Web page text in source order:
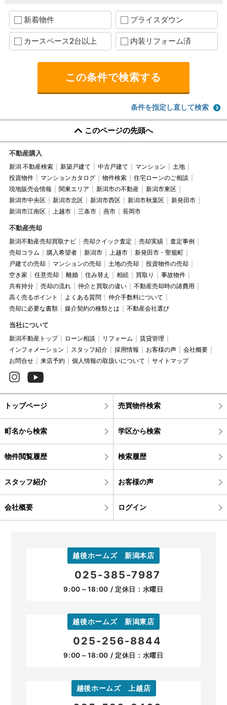
新着物件 プライスダウン
カースペース2台以上 内装リフォーム済
条件を指定し直して検索
このページの先頭へ
不動産購入
新潟 不動産検索 新築戸建て 中古戸建て マンション
土地
投資物件
マンションカタログ 物件検索
住宅ローンのご相談
現地販売会情報
関東エリア 新潟市の不動産
新潟市東区
新潟市中央区
新潟市北区 新潟市西区 新潟市秋葉区
新発田市
新潟市江南区
上越市 三条市 燕市 長岡市
不動産売却
新潟不動産売却買取ナビ 売却クイック査定 売却実績
査定事例
売却コラム
購入希望者 新潟市 上越市
新発田市・聖籠町
戸建ての売却
マンションの売却 土地の売却
投資物件の売却
空き家
任意売却 離婚 住み替え 相続 買取り
事故物件
共有持分
売却の流れ 仲介と買取の違い
不動産売却時の諸費用
高く売るポイント
よくある質問
仲介手数料について
売却に必要な書類
媒介契約の種類とは 不動産会社選び
当社について
新潟不動産トップ ローン相談 リフォーム
賃貸管理
インフォメーション
スタッフ紹介 採用情報 お客様の声
会社概要
お問合せ
来店予約 個人情報の取扱いについて サイトマップ
トップページ 売買物件検索
町名から検索 学区から検索
物件閲覧履歴 検索履歴
スタッフ紹介 お客様の声
会社概要 ログイン
越後ホームズ 新潟本店
025-385-7987
9:00～18:00 / 定休日：水曜日
越後ホームズ 新潟東店
025-256-8844
9:00～18:00 / 定休日：水曜日
越後ホームズ 上越店